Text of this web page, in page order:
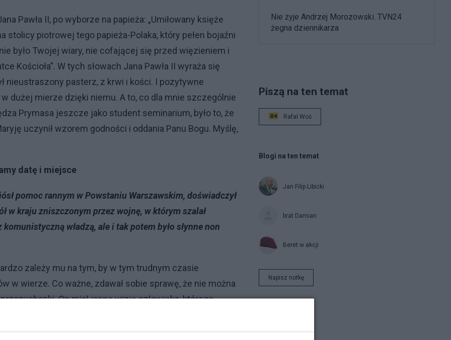
Pawła II, po wyborze na papieża: „Umiłowany księże
stolicy piotrowej tego papieża-Polaka, który pełen bojaźni
było Twojej wiary, nie cofającej się przed więzieniem i
Kościoła”. W tych słowach Jana Pawła II wyraża się
nieustraszony pasterz, z krwi i kości. I pozytywne
dużej mierze dzięki niemu. A to, co dla mnie szczególnie
Prymasa jeszcze jako student seminarium, było to, że
uczynił wzorem godności i oddania Panu Bogu. Myślę,
datę i miejsce
pomoc rannym w Powstaniu Warszawskim, doświadczył
w kraju zniszczonym przez wojnę, w którym szalał
władzą, ale i tak potem było słynne non
zależy mu na tym, by w tym trudnym czasie
w wierze. Co ważne, zdawał sobie sprawę, że nie można
On miał jasną wizję człowieka, którego
to było odnowienie przyrzeczeń chrzcielnych. Prymas
dzieci Bożych. I traktowaliśmy go wszyscy jako
Nie żyje Andrzej Morozowski. TVN24
żegna dziennikarza
Piszą na ten temat
Rafał Woś
Blogi na ten temat
Jan Filip Libicki
brat Damian
Beret w akcji
Napisz notkę